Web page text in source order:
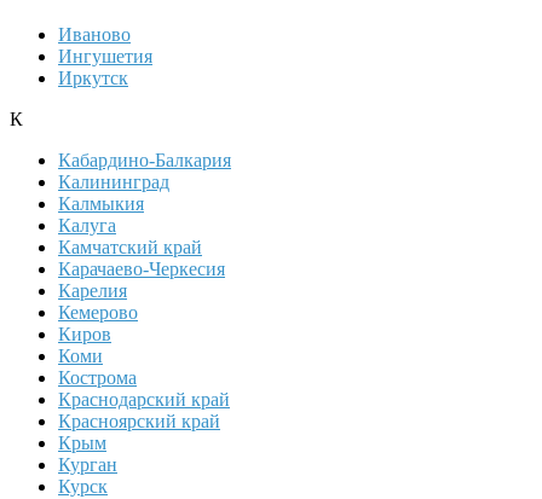
Иваново
Ингушетия
Иркутск
К
Кабардино-Балкария
Калининград
Калмыкия
Калуга
Камчатский край
Карачаево-Черкесия
Карелия
Кемерово
Киров
Коми
Кострома
Краснодарский край
Красноярский край
Крым
Курган
Курск